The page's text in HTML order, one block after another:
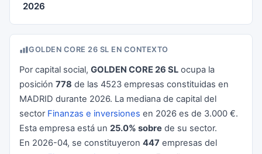
2026
GOLDEN CORE 26 SL EN CONTEXTO
Por capital social, GOLDEN CORE 26 SL ocupa la
posición 778 de las 4523 empresas constituidas en
MADRID durante 2026. La mediana de capital del
sector Finanzas e inversiones en 2026 es de 3.000 €.
Esta empresa está un 25.0% sobre de su sector.
En 2026-04, se constituyeron 447 empresas del